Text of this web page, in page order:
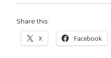
Share this:
X Facebook